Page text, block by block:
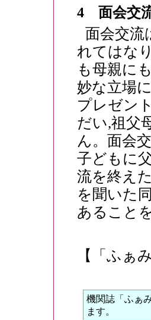
4 面会交
面会交流
れてはな
も母親に
妙な立場
プレゼン
だい,祖父
ん。面会
子どもに
流を終え
を聞いた
あること
【「ふぁ
機関誌「ふぁ
ます。